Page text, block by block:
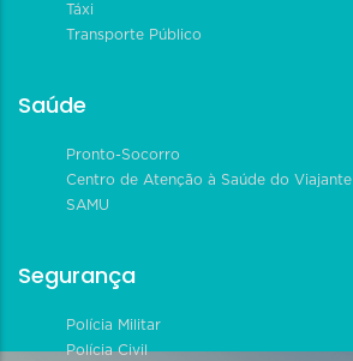
Táxi
Transporte Público
Saúde
Pronto-Socorro
Centro de Atenção à Saúde do Viajante
SAMU
Segurança
Polícia Militar
Polícia Civil